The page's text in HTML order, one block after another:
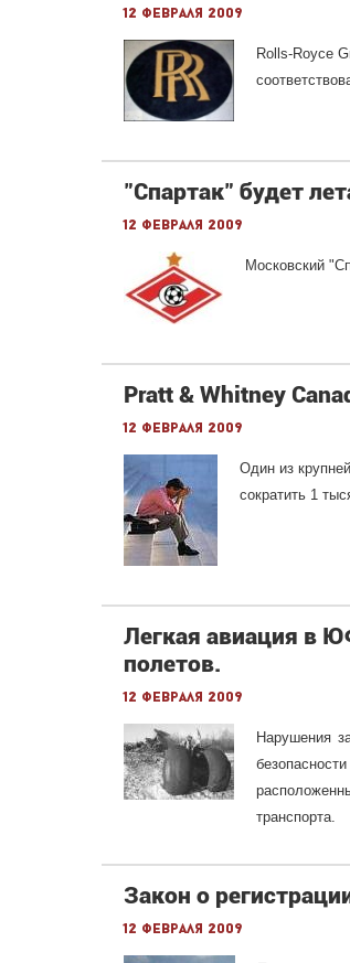
12 февраля 2009
Rolls-Royce
"Спартак" будет
12 февраля 2009
Московский
Pratt & Whitney
12 февраля 2009
Один из
сократить 1
Легкая авиация в
полетов.
12 февраля 2009
Нарушения
транспорта.
Закон о
12 февраля 2009